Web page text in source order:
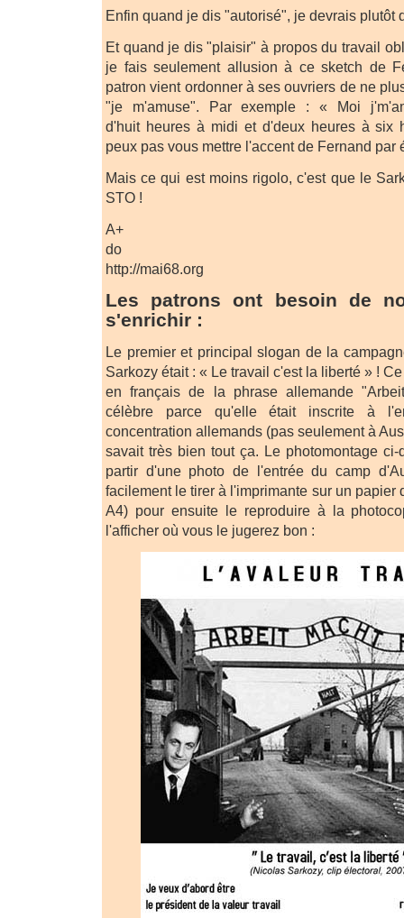
Enfin quand je dis "autorisé", je devrais plutôt
Et quand je dis "plaisir" à propos du travail
je fais seulement allusion à ce sketch de
patron vient ordonner à ses ouvriers de ne
"je m'amuse". Par exemple : « Moi
d'huit heures à midi et d'deux heures à six
peux pas vous mettre l'accent de Fernand par
Mais ce qui est moins rigolo, c'est que le
STO !
A+
do
http://mai68.org
Les patrons ont besoin de
s'enrichir :
Le premier et principal slogan de la
Sarkozy était : « Le travail c'est la liberté » !
en français de la phrase allemande
célèbre parce qu'elle était inscrite à
concentration allemands (pas seulement à
savait très bien tout ça. Le photomontage
partir d'une photo de l'entrée du camp
facilement le tirer à l'imprimante sur un papier
A4) pour ensuite le reproduire à la
l'afficher où vous le jugerez bon :